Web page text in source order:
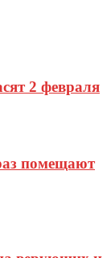
2 февраля
помещают